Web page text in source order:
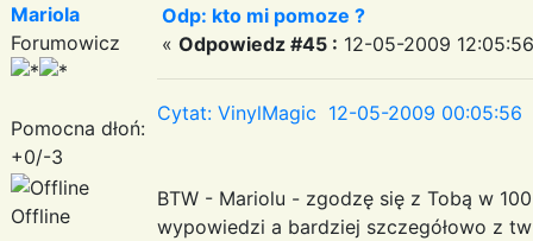
Mariola
Forumowicz
Pomocna dłoń:
+0/-3
Offline
Odp: kto mi pomoze ?
« Odpowiedz #45 : 12-05-2009
Cytat: VinylMagic 12-05-2009 00:05:56
BTW - Mariolu - zgodzę się z Tobą w
wypowiedzi a bardziej szczegółowo z